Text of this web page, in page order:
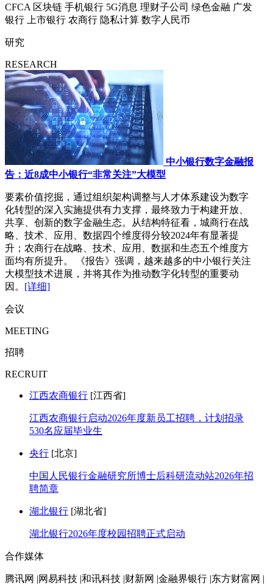
CFCA 区块链 手机银行 5G消息 理财子公司 绿色金融 广发
银行
上市银行 农商行 隐私计算 数字人民币
研究
RESEARCH
中小银行数字金融报
告：近8成中小银行“非常关注”大模型
要素价值挖掘，通过组织架构调整与人才体系建设为数字
化转型的深入实施提供有力支撑，最终致力于构建开放、
共享、创新的数字金融生态。从结构特征看，城商行在战
略、技术、应用、数据四个维度得分较2024年有显著提
升；农商行在战略、技术、应用、数据和生态五个维度方
面均有所提升。 《报告》强调，越来越多的中小银行关注
大模型技术进展，并将其作为推动数字化转型的重要动
因。 [详细]
会议
MEETING
招聘
RECRUIT
江西农商银行 [江西省]
江西农商银行启动2026年度新员工招聘，计划招录
530名应届毕业生
央行 [北京]
中国人民银行金融研究所博士后科研流动站2026年招
聘简章
湖北银行 [湖北省]
湖北银行2026年度校园招聘正式启动
合作媒体
腾讯网 |网易科技 |和讯科技 |财新网 |金融界银行 |东方财富网 |